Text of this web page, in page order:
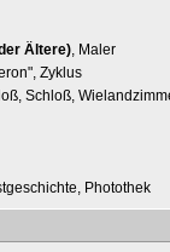
Ältere) , Maler
Zyklus
Schloß,
Photothek